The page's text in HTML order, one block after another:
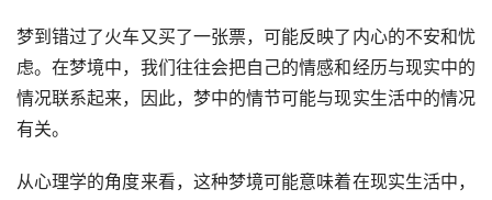
梦到错过了火车又买了一张票，可能反映了内心的不安和忧
虑。在梦境中，我们往往会把自己的情感和经历与现实中的
情况联系起来，因此，梦中的情节可能与现实生活中的情况
有关。
从心理学的角度来看，这种梦境可能意味着在现实生活中，